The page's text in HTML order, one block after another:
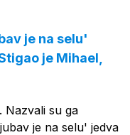
je na selu'
je Mihael,
Nazvali su ga
je na selu' jedva